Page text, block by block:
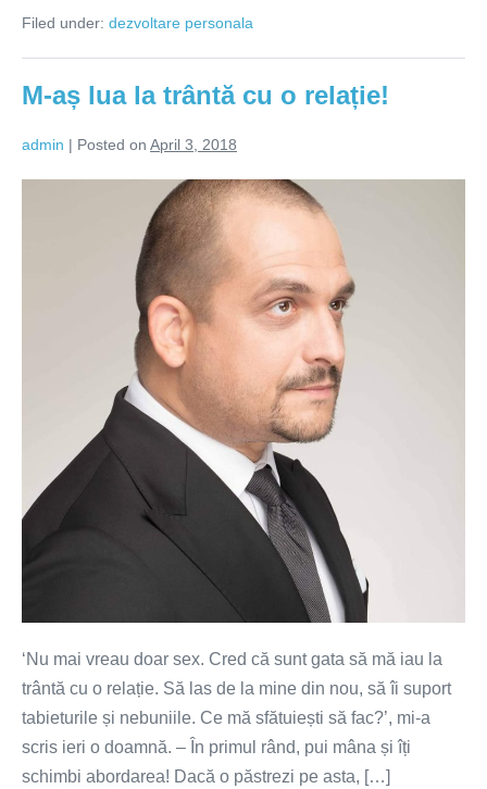
sau
derivă?
Filed under: dezvoltare personala
M-aș lua la trântă cu o relație!
admin | Posted on April 3, 2018
‘Nu mai vreau doar sex. Cred că sunt gata să mă iau la
trântă cu o relație. Să las de la mine din nou, să îi suport
tabieturile și nebuniile. Ce mă sfătuiești să fac?’, mi-a
scris ieri o doamnă. – În primul rând, pui mâna și îți
schimbi abordarea! Dacă o păstrezi pe asta, […]